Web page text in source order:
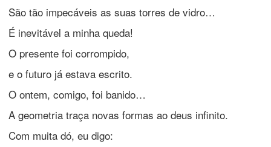
São tão impecáveis as suas torres de vidro…
É inevitável a minha queda!
O presente foi corrompido,
e o futuro já estava escrito.
O ontem, comigo, foi banido…
A geometria traça novas formas ao deus infinito.
Com muita dó, eu digo: